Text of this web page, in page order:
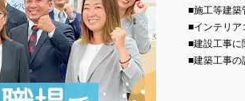
■施工等建築
■インテリア
■建設工事に
■建築工事